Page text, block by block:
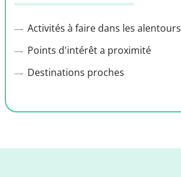
Activités à faire dans les alentours
Points d'intérêt a proximité
Destinations proches